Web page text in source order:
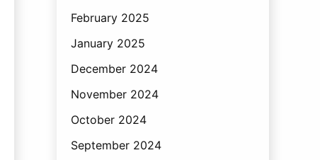
February 2025
January 2025
December 2024
November 2024
October 2024
September 2024